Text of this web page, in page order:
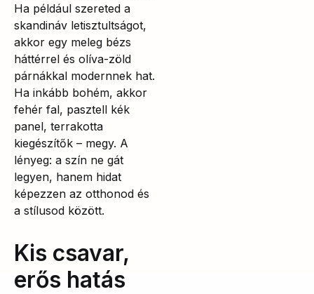
Ha például szereted a
skandináv letisztultságot,
akkor egy meleg bézs
háttérrel és olíva-zöld
párnákkal modernnek hat.
Ha inkább bohém, akkor
fehér fal, pasztell kék
panel, terrakotta
kiegészítők – megy. A
lényeg: a szín ne gát
legyen, hanem hidat
képezzen az otthonod és
a stílusod között.
Kis csavar,
erős hatás